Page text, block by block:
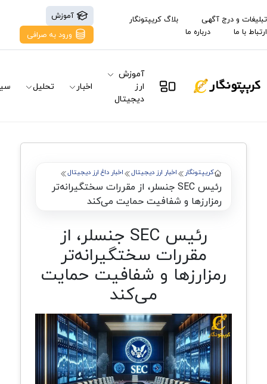
تبلیغات و درج آگهی
بلاگ کریپتونگار
ارتباط با ما
درباره ما
آموزش
ورود به صرافی
آموزش
ارز
دیجیتال
اخبار تحلیل
کریپتونگار اخبار ارز دیجیتال اخبار داغ ارز دیجیتال
رئیس SEC جنسلر، از مقررات سختگیرانه‌تر
رمزارزها و شفافیت حمایت می‌کند
رئیس SEC جنسلر، از
مقررات سختگیرانه‌تر
رمزارزها و شفافیت حمایت
می‌کند